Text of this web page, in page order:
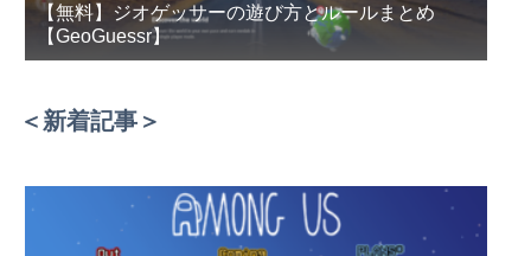
【無料】ジオゲッサーの遊び方とルールまとめ
【GeoGuessr】
＜新着記事＞